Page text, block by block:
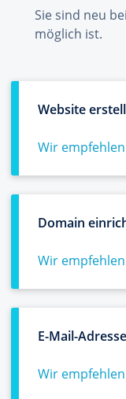
Sie sind neu
möglich ist.
Website
Wir empfehlen
Domain
Wir empfehlen
E-Mail-
Wir empfehlen